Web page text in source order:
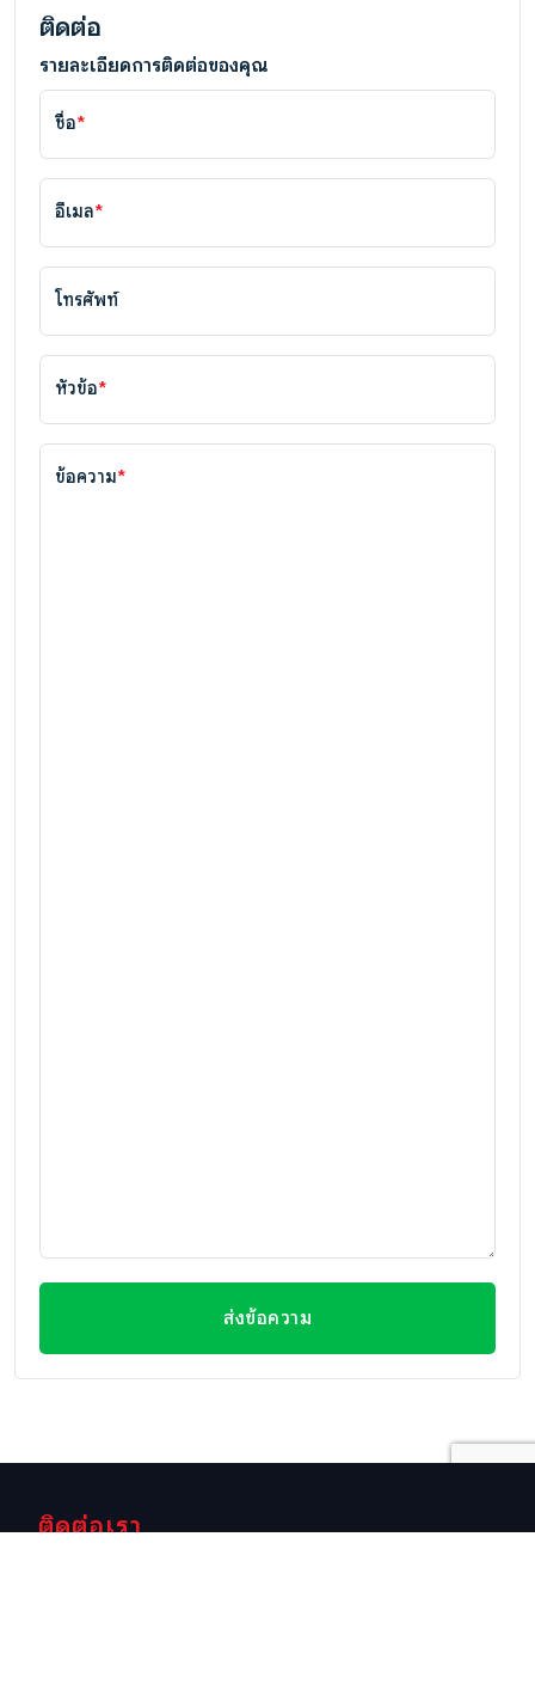
ติดต่อ
รายละเอียดการติดต่อของคุณ
ชื่อ*
อีเมล*
โทรศัพท์
หัวข้อ*
ข้อความ*
ส่งข้อความ
ติดต่อเรา